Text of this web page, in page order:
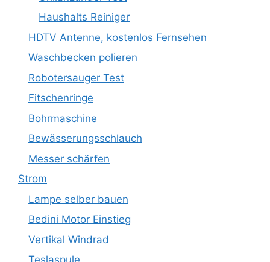
Haushalts Reiniger
HDTV Antenne, kostenlos Fernsehen
Waschbecken polieren
Robotersauger Test
Fitschenringe
Bohrmaschine
Bewässerungsschlauch
Messer schärfen
Strom
Lampe selber bauen
Bedini Motor Einstieg
Vertikal Windrad